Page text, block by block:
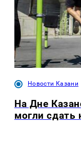
Новости Казани
На Дне
могли